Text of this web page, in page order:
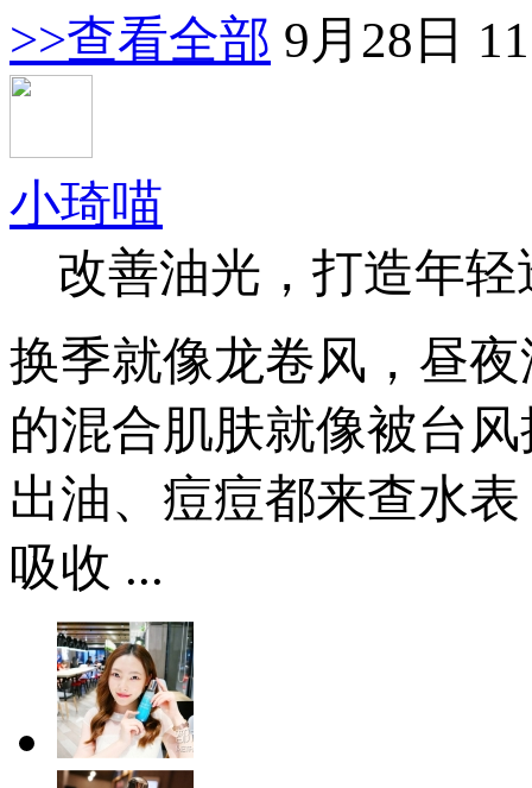
>>查看全部 9月28日
小琦喵
改善油光，打造年轻
换季就像龙卷风，昼
的混合肌肤就像被台
出油、痘痘都来查水
吸收 ...